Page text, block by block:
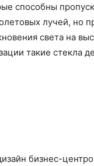
способны
лучей, но
света на
такие стекла
бизнес-